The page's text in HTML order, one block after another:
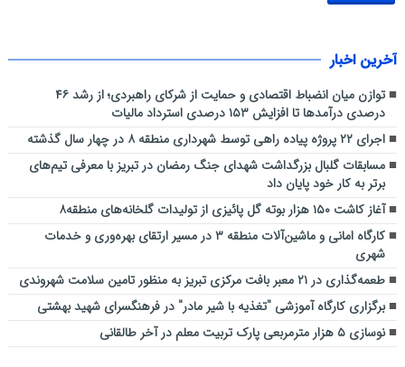
آخرین اخبار
توازن میان انضباط اقتصادی و حمایت از شرکای راهبردی؛ از رشد ۴۶
درصدی درآمدها تا افزایش ۱۵۳ درصدی استرداد مالیات
اجرای ۲۲ پروژه پیاده راهی توسط شهرداری منطقه ۸ در چهار سال گذشته
مسابقات گلبال بزرگداشت شهدای جنگ رمضان در تبریز با معرفی تیم‌های
برتر به کار خود پایان داد
آغاز کاشت ۱۵۰ هزار بوته گل پائیزی از تولیدات گلخانه‌های منطقه۸
کارگاه امانی و ماشین‌آلات منطقه ۳ در مسیر ارتقای بهره‌وری و خدمات
شهری
طعمه‌گذاری در ۲۱ معبر بافت مرکزی تبریز به منظور تامین سلامت شهروندی
برگزاری کارگاه آموزشی "تغذیه با شیر مادر" در فرهنگسرای شهید بهشتی
نوسازی ۵ هزار مترمربعی پارک تربیت معلم در آخر طالقانی